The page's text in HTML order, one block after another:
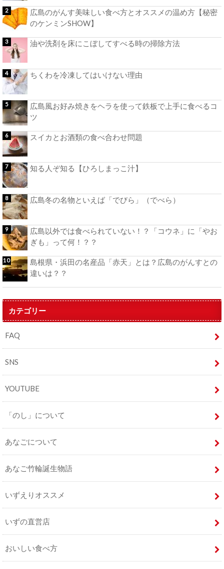
広島のがんす美味しい食べ方とオススメの温め方【秘密
のケンミンSHOW】
油や洗剤を床にこぼしてすべる時の掃除方法
ちくわを冷凍してはいけない理由
広島風お好み焼きをヘラを使って鉄板で上手に食べるコ
ツ
スイカとお酒類の食べ合わせ問題
知る人ぞ知る【ひろしまっこ汁】
広島冬の名物といえば「でびら」（でべら）
広島以外では食べられていない！？「コウネ」に「やお
ぎも」って何！？？
島根県・浜田の名産品「赤天」とは？広島のがんすとの
違いは？？
カテゴリー
FAQ
SNS
YOUTUBE
「のし」について
あなごについて
あなご竹輪誕生物語
いずえりオススメ
いずの直営店
おいしい食べ方